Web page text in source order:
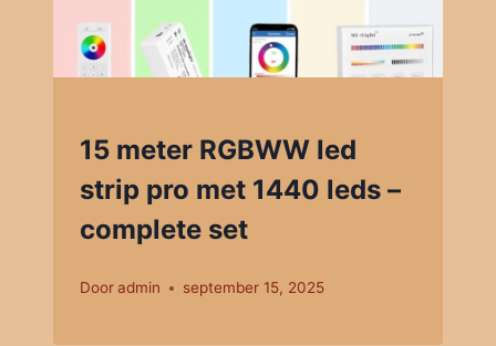
15 meter RGBWW led
strip pro met 1440 leds –
complete set
Dooradmin september 15, 2025